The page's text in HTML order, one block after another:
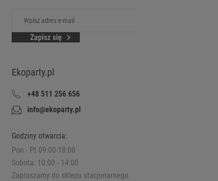
Zapisz się
Ekoparty.pl
+48 511 256 656
info@ekoparty.pl
Godziny otwarcia:
Pon - Pt 09:00-18:00
Sobota: 10:00 - 14:00
Zapraszamy do sklepu stacjonarnego.